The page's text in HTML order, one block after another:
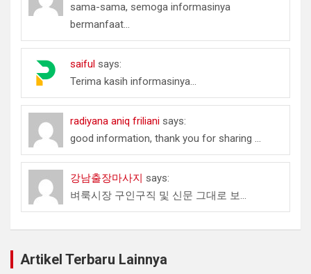
sama-sama, semoga informasinya
bermanfaat...
saiful says:
Terima kasih informasinya...
radiyana aniq friliani says:
good information, thank you for sharing ...
강남출장마사지 says:
벼룩시장 구인구직 및 신문 그대로 보...
Artikel Terbaru Lainnya